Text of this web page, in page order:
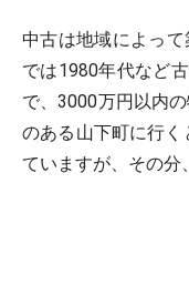
中古は地域によっ
では1980年代など
で、3000万円以内
のある山下町に行
ていますが、その分